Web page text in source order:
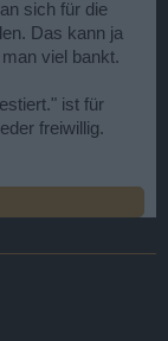
sich für die
Das kann ja
viel bankt.
ist für
freiwillig.